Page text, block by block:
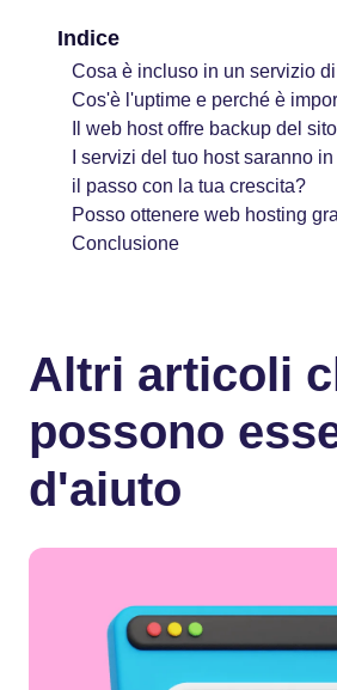
Indice
Cosa è incluso in un servizio
Cos'è l'uptime e perché è
Il web host offre backup del
I servizi del tuo host saranno
il passo con la tua crescita?
Posso ottenere web hosting
Conclusione
Altri articoli
possono
d'aiuto